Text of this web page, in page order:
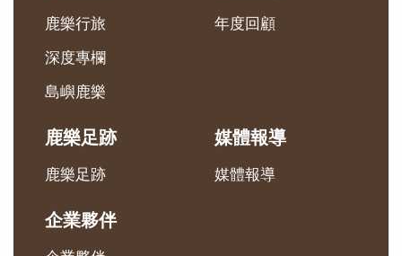
鹿樂行旅
深度專欄
島嶼鹿樂
年度回顧
鹿樂足跡
鹿樂足跡
媒體報導
媒體報導
企業夥伴